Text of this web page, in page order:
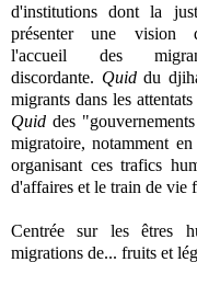
d'institutions dont la
présenter une vision
l'accueil des
discordante. Quiddu
migrants dans les
Quid des
migratoire, notamment
organisant ces trafics
d'affaires et le train de vie
Centrée sur les êtres
migrations de... fruits et